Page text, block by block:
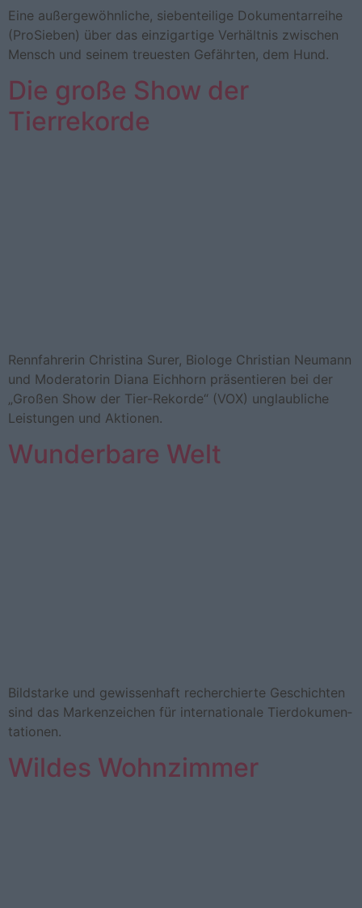
Eine au­ßer­ge­wöhn­li­che, sie­ben­tei­li­ge Do­ku­men­tarreihe
(ProSieben) über das ein­zig­ar­ti­ge Ver­hält­nis zwi­schen
Mensch und sei­nem treu­es­ten Ge­fähr­ten, dem Hund.
Die große Show der
Tierrekorde
Renn­fah­re­rin Chris­ti­na Surer, Bio­lo­ge Chris­ti­an Neu­mann
und Mo­de­ra­to­rin Diana Eich­horn prä­sen­tie­ren bei der
„Gro­ßen Show der Tier-​Re­kor­de“ (VOX) un­glaub­li­che
Leis­tun­gen und Ak­tio­nen.
Wunderbare Welt
Bild­star­ke und ge­wis­sen­haft recherchierte Geschichten
sind das Markenzeichen für internationale Tier­do­ku­men­
ta­tio­nen.
Wildes Wohnzimmer